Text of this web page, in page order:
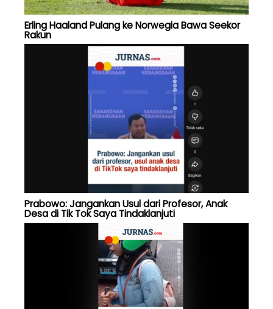
Erling Haaland Pulang ke Norwegia Bawa Seekor
Rakun
Prabowo: Jangankan Usul dari Profesor, Anak
Desa di Tik Tok Saya Tindaklanjuti